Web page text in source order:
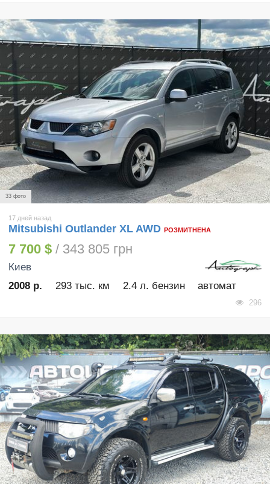
33 фото
17 дней назад
Mitsubishi Outlander XL AWD РОЗМИТНЕНА
7 700 $ / 343 805 грн
Киев
2008 р.
293 тыс. км 2.4 л. бензин автомат
296